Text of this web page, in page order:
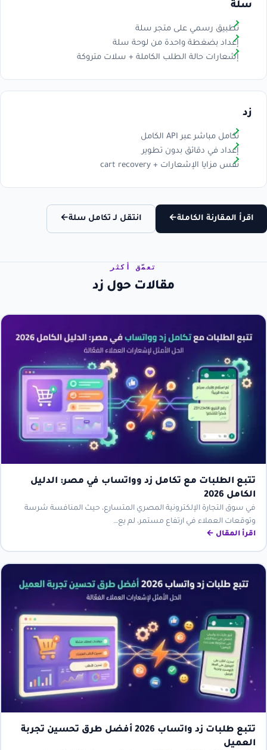
سلة
تطبيق رسمي على متجر سلة
إعداد بضغطة واحدة من لوحة سلة
إشعارات حالة الطلب الكاملة + سلات متروكة
زد
تكامل مباشر عبر API الكامل
إعداد في دقائق بدون تطوير
نفس مزايا الإشعارات + cart recovery
اقرأ المقارنة الكاملة← انتقل لـ تكامل سلة←
تعمّق أكثر
مقالات حول زد
تتبع الطلبات مع تكامل زد وواتساب في مصر: الدليل
الكامل 2026
في سوق التجارة الإلكترونية المصري المتسارع، حيث المنافسة شرسة
وتوقعات العملاء في ارتفاع مستمر، لم يع…
اقرأ المقال ←
تتبع طلبات زد واتساب 2026 أفضل طرق تحسين تجربة
العميل